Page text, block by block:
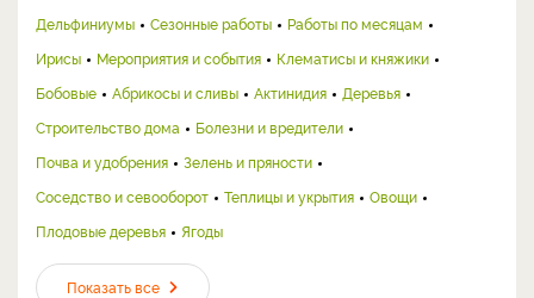
Дельфиниумы
Сезонные работы
Работы по месяцам
Ирисы
Мероприятия и события
Клематисы и княжики
Бобовые
Абрикосы и сливы Актинидия
Деревья
Строительство дома
Болезни и вредители
Почва и удобрения
Зелень и пряности
Соседство и севооборот
Теплицы и укрытия
Овощи
Плодовые деревья
Ягоды
Показать все